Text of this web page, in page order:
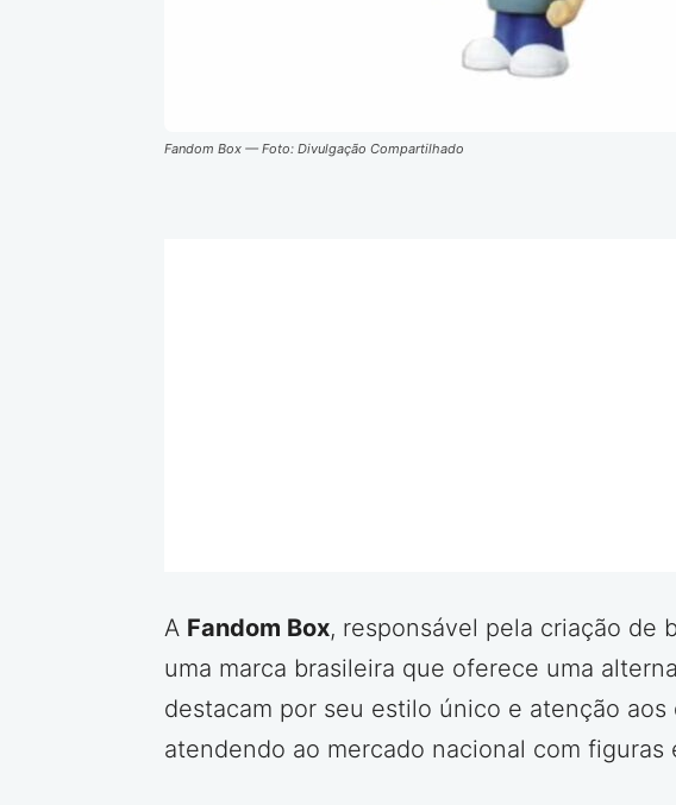
Fandom Box — Foto: Divulgação Compartilhado
A Fandom Box, responsável pela criação de
uma marca brasileira que oferece uma
destacam por seu estilo único e atenção
atendendo ao mercado nacional com figuras